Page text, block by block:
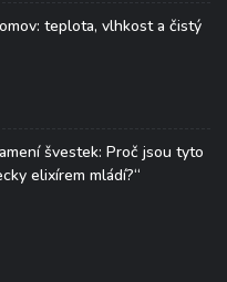
teplota, vlhkost a čistý
švestek: Proč jsou tyto
elixírem mládí?“